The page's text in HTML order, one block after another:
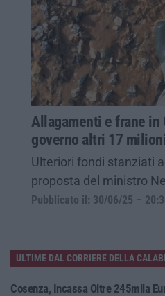
Allagamenti e frane in
governo altri 17 milioni
Ulteriori fondi stanziati
proposta del ministro
Pubblicato il: 30/06/25 –
ULTIME DAL CORRIERE DELLA
Cosenza, Incassa Oltre 245mila